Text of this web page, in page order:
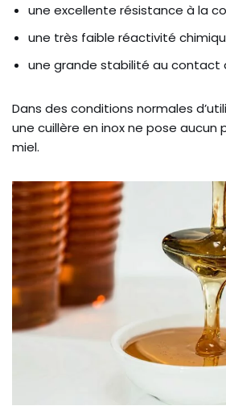
une excellente résistance à la
une très faible réactivité
une grande stabilité au contact
Dans des conditions normales
une cuillère en inox ne pose aucun
miel.